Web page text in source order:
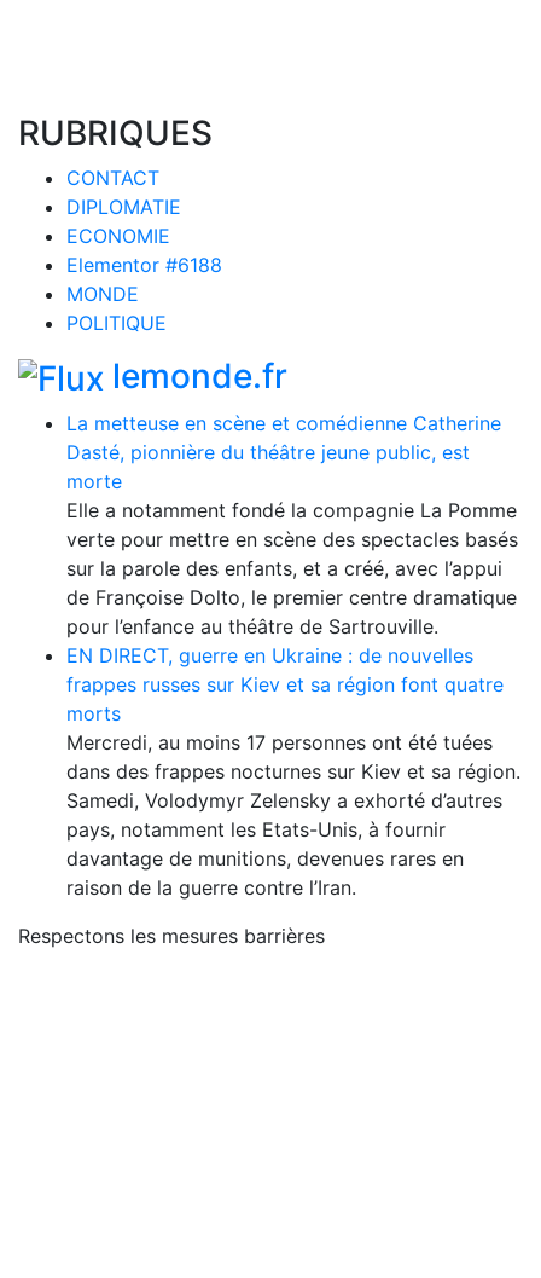
RUBRIQUES
CONTACT
DIPLOMATIE
ECONOMIE
Elementor #6188
MONDE
POLITIQUE
lemonde.fr
La metteuse en scène et comédienne Catherine
Dasté, pionnière du théâtre jeune public, est
morte
Elle a notamment fondé la compagnie La Pomme
verte pour mettre en scène des spectacles basés
sur la parole des enfants, et a créé, avec l’appui
de Françoise Dolto, le premier centre dramatique
pour l’enfance au théâtre de Sartrouville.
EN DIRECT, guerre en Ukraine : de nouvelles
frappes russes sur Kiev et sa région font quatre
morts
Mercredi, au moins 17 personnes ont été tuées
dans des frappes nocturnes sur Kiev et sa région.
Samedi, Volodymyr Zelensky a exhorté d’autres
pays, notamment les Etats-Unis, à fournir
davantage de munitions, devenues rares en
raison de la guerre contre l’Iran.
Respectons les mesures barrières